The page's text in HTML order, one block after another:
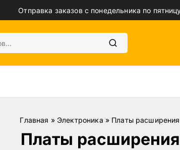
Отправка заказов с понедельника по
Главная » Электроника » Платы расширения
Платы расширения